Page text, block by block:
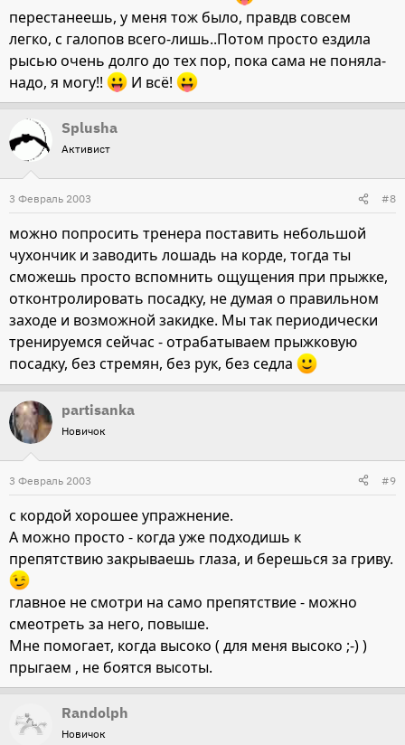
перестанеешь, у меня тож было, правдв совсем
легко, с галопов всего-лишь..Потом просто ездила
рысью очень долго до тех пор, пока сама не поняла-
надо, я могу!!
И всё!
Splusha
Активист
3 Февраль 2003 #8
можно попросить тренера поставить небольшой
чухончик и заводить лошадь на корде, тогда ты
сможешь просто вспомнить ощущения при прыжке,
отконтролировать посадку, не думая о правильном
заходе и возможной закидке. Мы так периодически
тренируемся сейчас - отрабатываем прыжковую
посадку, без стремян, без рук, без седла
partisanka
Новичок
3 Февраль 2003 #9
с кордой хорошее упражнение.
А можно просто - когда уже подходишь к
препятствию закрываешь глаза, и берешься за гриву.
главное не смотри на само препятствие - можно
смеотреть за него, повыше.
Мне помогает, когда высоко ( для меня высоко ;-) )
прыгаем , не боятся высоты.
Randolph
Новичок